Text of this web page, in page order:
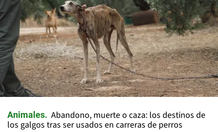
Animales
Abandono, muerte o caza: los destinos de
los galgos tras ser usados en carreras de perros